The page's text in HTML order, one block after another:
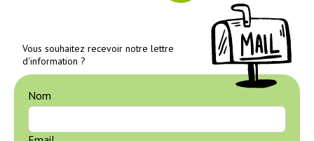
Vous souhaitez recevoir notre lettre
d'information ?
Nom